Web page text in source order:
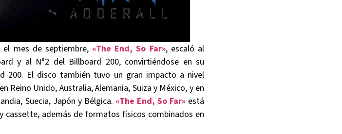
mes de septiembre, «The End, So Far», escaló al
y al N°2 del Billboard 200, convirtiéndose en su
200. El disco también tuvo un gran impacto a nivel
Reino Unido, Australia, Alemania, Suiza y México, y en
Suecia, Japón y Bélgica. «The End, So Far»está
cassette, además de formatos físicos combinados en